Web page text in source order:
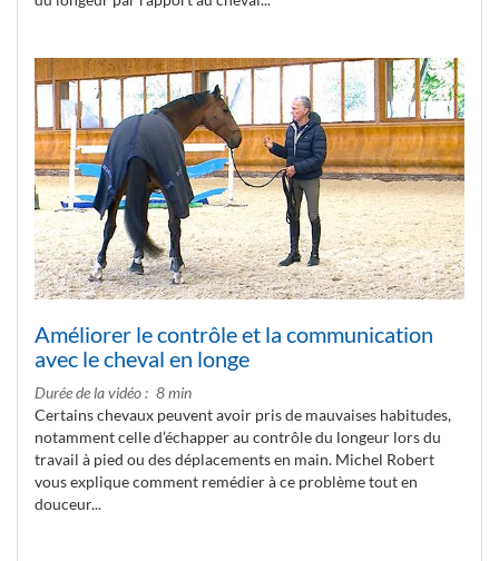
Améliorer le contrôle et la communication
avec le cheval en longe
Durée de la vidéo
8 min
Certains chevaux peuvent avoir pris de mauvaises habitudes,
notamment celle d’échapper au contrôle du longeur lors du
travail à pied ou des déplacements en main. Michel Robert
vous explique comment remédier à ce problème tout en
douceur...